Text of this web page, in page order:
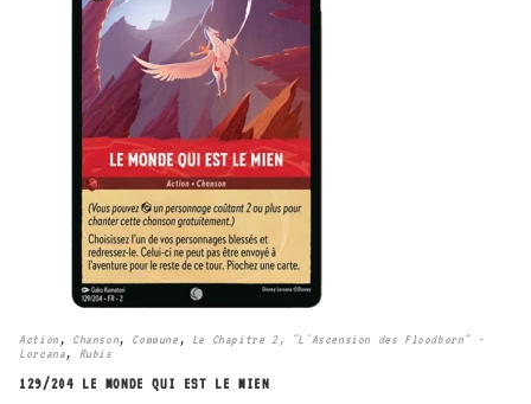
Action , Chanson, Commune , Le Chapitre 2, "L'Ascension des Floodborn" -
Lorcana, Rubis
129/204 LE MONDE QUI EST LE MIEN